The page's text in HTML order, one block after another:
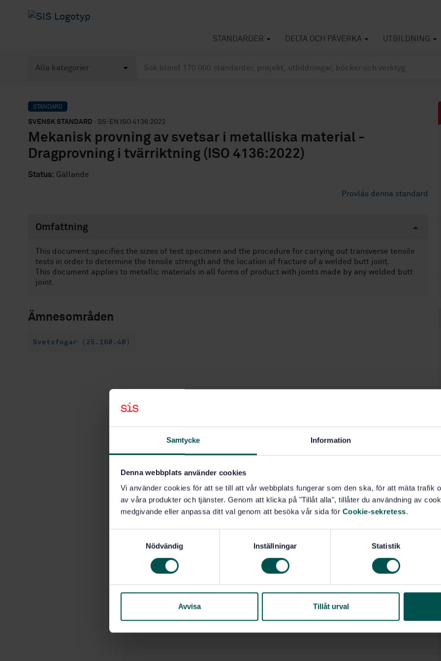
Samtycke Information
Denna webbplats använder cookies
Vi använder cookies för att se till att vår webbplats fungerar som den ska, för att mäta trafik
av våra produkter och tjänster. Genom att klicka på "Tillåt alla", tillåter du användning av
medgivande eller anpassa ditt val genom att besöka vår sida för Cookie-sekretess.
s
Nödvändig Inställningar Statistik
Avvisa Tillåt urval
STANDARDER DELTA OCH PÅVERKA UTBILDNING
STANDARD
SVENSK STANDARD · SS-EN ISO 4136:2022
Mekanisk provning av svetsar i metalliska material -
Dragprovning i tvärriktning (ISO 4136:2022)
Status: Gällande
Provläs denna standard
Omfattning
This document specifies the sizes of test specimen and the procedure for carrying out transverse tensile
tests in order to determine the tensile strength and the location of fracture of a welded butt joint.
This document applies to metallic materials in all forms of product with joints made by any welded butt
joint.
Ämnesområden
Svetsfogar (25.160.40)